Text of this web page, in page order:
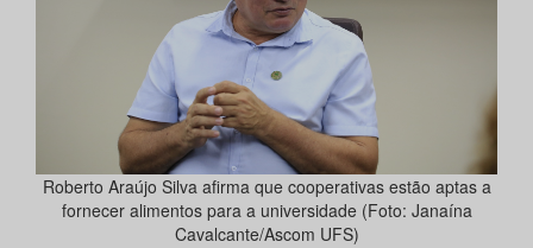
Roberto Araújo Silva afirma que cooperativas estão aptas a
fornecer alimentos para a universidade (Foto: Janaína
Cavalcante/Ascom UFS)